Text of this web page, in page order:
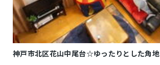
神戸市北区花山中尾台☆ゆったりとした角地